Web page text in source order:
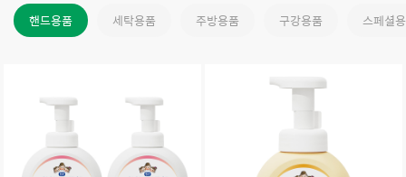
핸드용품 세탁용품 주방용품 구강용품 스페셜